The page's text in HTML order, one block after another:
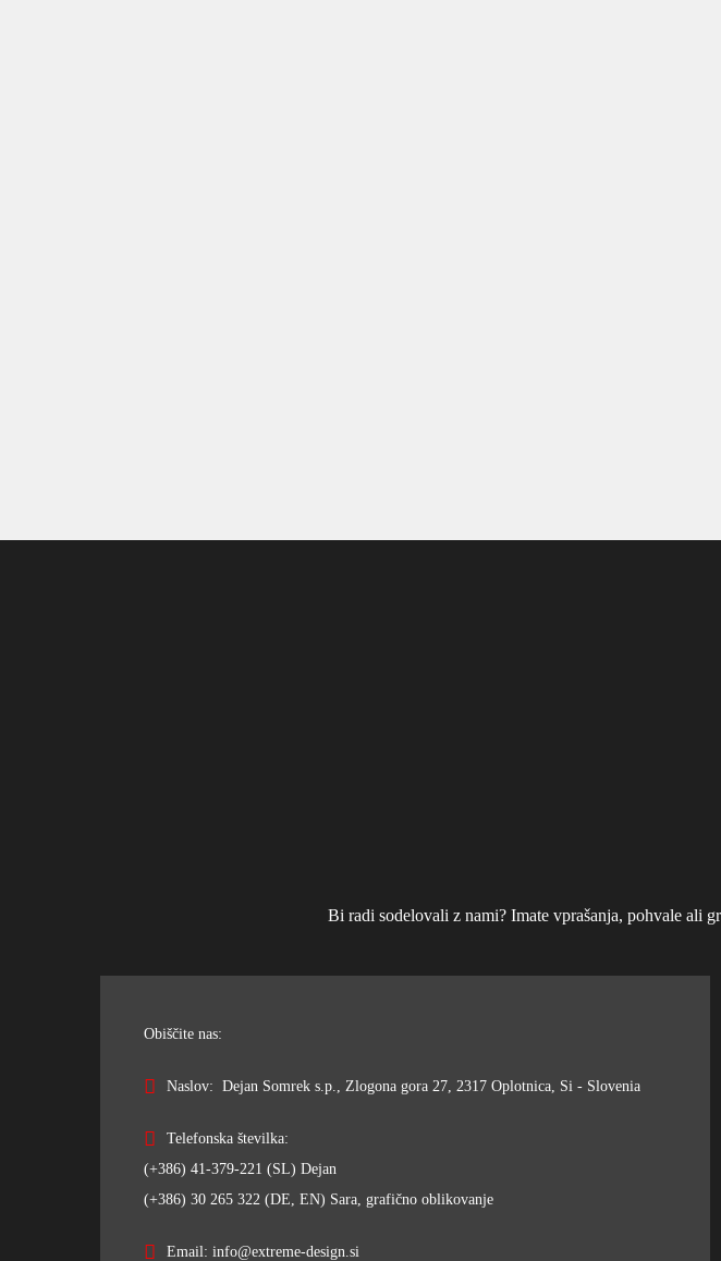
Bi radi sodelovali z nami? Imate vprašanja, pohvale ali
Obiščite nas:
Naslov: Dejan Somrek s.p., Zlogona gora 27, 2317 Oplotnica, Si - Slovenia
Telefonska številka:
(+386) 41-379-221 (SL) Dejan
(+386) 30 265 322 (DE, EN) Sara, grafično oblikovanje
Email: info@extreme-design.si